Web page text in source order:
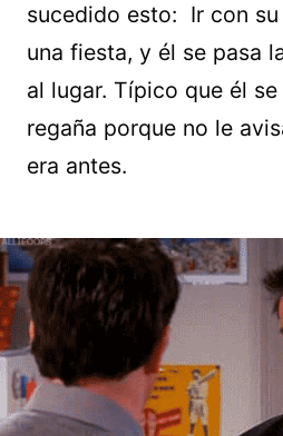
sucedido esto: Ir con
una fiesta, y él se pasa
al lugar. Típico que él
regaña porque no le
era antes.